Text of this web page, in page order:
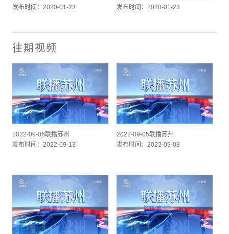
发布时间：2020-01-23
发布时间：2020-01-23
往期视频
2022-09-06联播苏州
发布时间：2022-09-13
2022-09-05联播苏州
发布时间：2022-09-08